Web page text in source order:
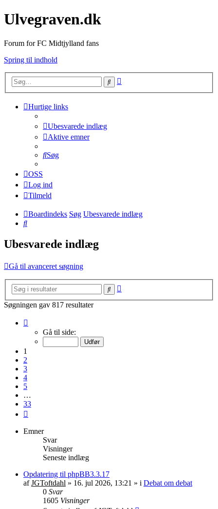
Ulvegraven.dk
Forum for FC Midtjylland fans
Spring til indhold
Søg
Hurtige links
Ubesvarede indlæg
Aktive emner
Søg
OSS
Log ind
Tilmeld
Boardindeks Søg Ubesvarede indlæg
Søg
Ubesvarede indlæg
Gå til avanceret søgning
Søg
Søgningen gav 817 resultater
Gå til side:
1
2
3
4
5
…
33
Emner
Svar
Visninger
Seneste indlæg
Opdatering til phpBB3.3.17
afJGToftdahl » 16. jul 2026, 13:21 » i Debat om debat
0 Svar
1605 Visninger